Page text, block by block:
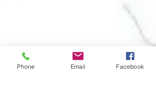
Phone Email Facebook